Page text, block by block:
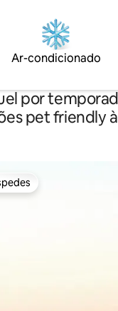
Ar-condicionado
por
pet friendly